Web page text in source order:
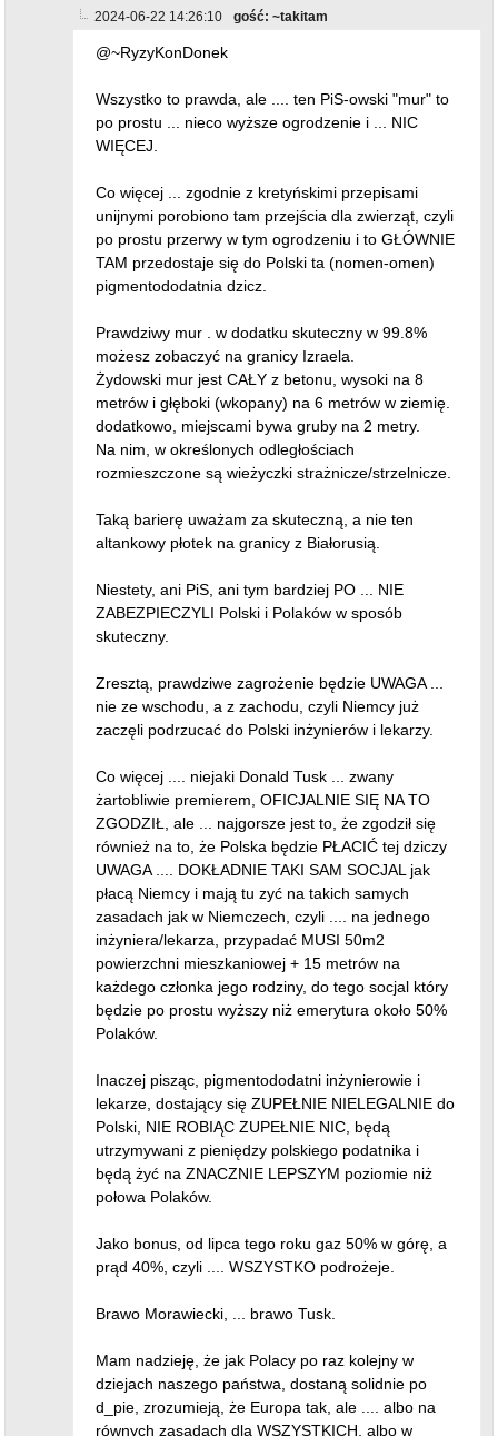
2024-06-22 14:26:10 gość: ~takitam
@~RyzyKonDonek
Wszystko to prawda, ale .... ten PiS-owski "mur" to
po prostu ... nieco wyższe ogrodzenie i ... NIC
WIĘCEJ.
Co więcej ... zgodnie z kretyńskimi przepisami
unijnymi porobiono tam przejścia dla zwierząt, czyli
po prostu przerwy w tym ogrodzeniu i to GŁÓWNIE
TAM przedostaje się do Polski ta (nomen-omen)
pigmentododatnia dzicz.
Prawdziwy mur . w dodatku skuteczny w 99.8%
możesz zobaczyć na granicy Izraela.
Żydowski mur jest CAŁY z betonu, wysoki na 8
metrów i głęboki (wkopany) na 6 metrów w ziemię.
dodatkowo, miejscami bywa gruby na 2 metry.
Na nim, w określonych odległościach
rozmieszczone są wieżyczki strażnicze/strzelnicze.
Taką barierę uważam za skuteczną, a nie ten
altankowy płotek na granicy z Białorusią.
Niestety, ani PiS, ani tym bardziej PO ... NIE
ZABEZPIECZYLI Polski i Polaków w sposób
skuteczny.
Zresztą, prawdziwe zagrożenie będzie UWAGA ...
nie ze wschodu, a z zachodu, czyli Niemcy już
zaczęli podrzucać do Polski inżynierów i lekarzy.
Co więcej .... niejaki Donald Tusk ... zwany
żartobliwie premierem, OFICJALNIE SIĘ NA TO
ZGODZIŁ, ale ... najgorsze jest to, że zgodził się
również na to, że Polska będzie PŁACIĆ tej dziczy
UWAGA .... DOKŁADNIE TAKI SAM SOCJAL jak
płacą Niemcy i mają tu zyć na takich samych
zasadach jak w Niemczech, czyli .... na jednego
inżyniera/lekarza, przypadać MUSI 50m2
powierzchni mieszkaniowej + 15 metrów na
każdego członka jego rodziny, do tego socjal który
będzie po prostu wyższy niż emerytura około 50%
Polaków.
Inaczej pisząc, pigmentododatni inżynierowie i
lekarze, dostający się ZUPEŁNIE NIELEGALNIE do
Polski, NIE ROBIĄC ZUPEŁNIE NIC, będą
utrzymywani z pieniędzy polskiego podatnika i
będą żyć na ZNACZNIE LEPSZYM poziomie niż
połowa Polaków.
Jako bonus, od lipca tego roku gaz 50% w górę, a
prąd 40%, czyli .... WSZYSTKO podrożeje.
Brawo Morawiecki, ... brawo Tusk.
Mam nadzieję, że jak Polacy po raz kolejny w
dziejach naszego państwa, dostaną solidnie po
d_pie, zrozumieją, że Europa tak, ale .... albo na
równych zasadach dla WSZYSTKICH, albo w